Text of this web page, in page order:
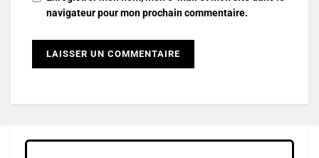
navigateur pour mon prochain commentaire.